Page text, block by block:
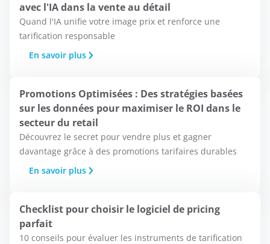
avec l'IA dans la vente au détail
Quand l'IA unifie votre image prix et renforce une
tarification responsable
En savoir plus
Promotions Optimisées : Des stratégies basées
sur les données pour maximiser le ROI dans le
secteur du retail
Découvrez le secret pour vendre plus et gagner
davantage grâce à des promotions tarifaires durables
En savoir plus
Checklist pour choisir le logiciel de pricing
parfait
10 conseils pour évaluer les instruments de tarification